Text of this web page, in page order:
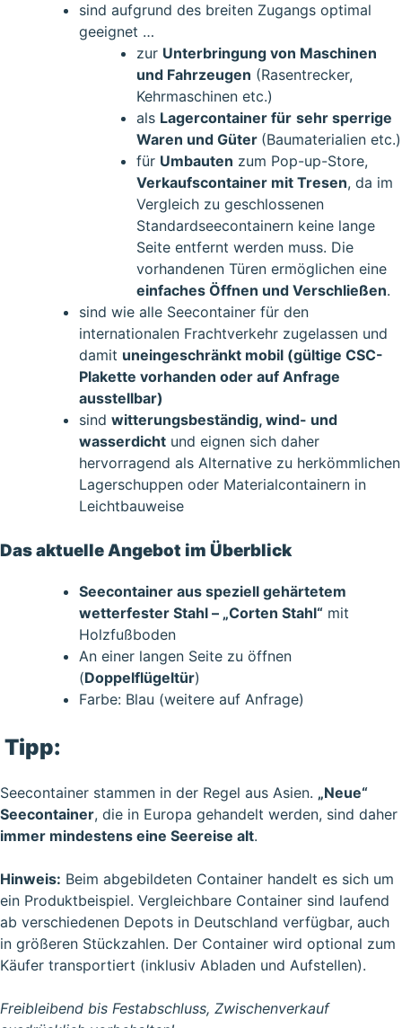
sind aufgrund des breiten Zugangs optimal
geeignet …
zur Unterbringung von Maschinen
und Fahrzeugen (Rasentrecker,
Kehrmaschinen etc.)
als Lagercontainer für sehr sperrige
Waren und Güter (Baumaterialien etc.)
für Umbauten zum Pop-up-Store,
Verkaufscontainer mit Tresen, da im
Vergleich zu geschlossenen
Standardseecontainern keine lange
Seite entfernt werden muss. Die
vorhandenen Türen ermöglichen eine
einfaches Öffnen und Verschließen.
sind wie alle Seecontainer für den
internationalen Frachtverkehr zugelassen und
damit uneingeschränkt mobil (gültige CSC-
Plakette vorhanden oder auf Anfrage
ausstellbar)
sind witterungsbeständig, wind- und
wasserdicht und eignen sich daher
hervorragend als Alternative zu herkömmlichen
Lagerschuppen oder Materialcontainern in
Leichtbauweise
Das aktuelle Angebot im Überblick
Seecontainer aus speziell gehärtetem
wetterfester Stahl – „Corten Stahl“ mit
Holzfußboden
An einer langen Seite zu öffnen
(Doppelflügeltür)
Farbe: Blau (weitere auf Anfrage)
Tipp:
Seecontainer stammen in der Regel aus Asien. „Neue“
Seecontainer, die in Europa gehandelt werden, sind daher
immer mindestens eine Seereise alt.
Hinweis: Beim abgebildeten Container handelt es sich um
ein Produktbeispiel. Vergleichbare Container sind laufend
ab verschiedenen Depots in Deutschland verfügbar, auch
in größeren Stückzahlen. Der Container wird optional zum
Käufer transportiert (inklusiv Abladen und Aufstellen).
Freibleibend bis Festabschluss, Zwischenverkauf